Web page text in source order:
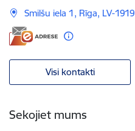
Smilšu iela 1, Rīga, LV-1919
Visi kontakti
Sekojiet mums